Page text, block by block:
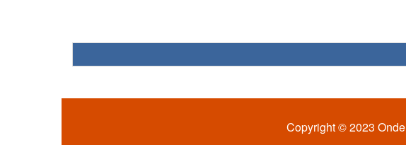
Copyright © 2023